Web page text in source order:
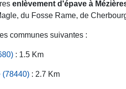
enlèvement d'épave à
du Fosse Rame, de
communes suivantes :
: 1.5 Km
(78440) : 2.7 Km